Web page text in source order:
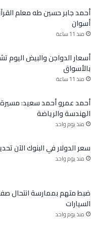
أحمد جابر حسين طه معلم
أسوان
منذ 11 ساعة
أسعار الدواجن والبيض اليوم
بالأسواق
منذ 11 ساعة
أحمد عمرو أحمد سعيد:
الهندسة والرياضة
منذ يوم واحد
سعر الدولار في البنوك الآن
منذ يوم واحد
ضبط متهم بممارسة انتحال
السيارات
منذ يوم واحد